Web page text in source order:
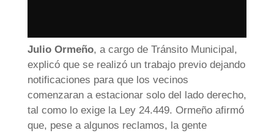
Julio Ormeño, a cargo de Tránsito Municipal,
explicó que se realizó un trabajo previo dejando
notificaciones para que los vecinos
comenzaran a estacionar solo del lado derecho,
tal como lo exige la Ley 24.449. Ormeño afirmó
que, pese a algunos reclamos, la gente